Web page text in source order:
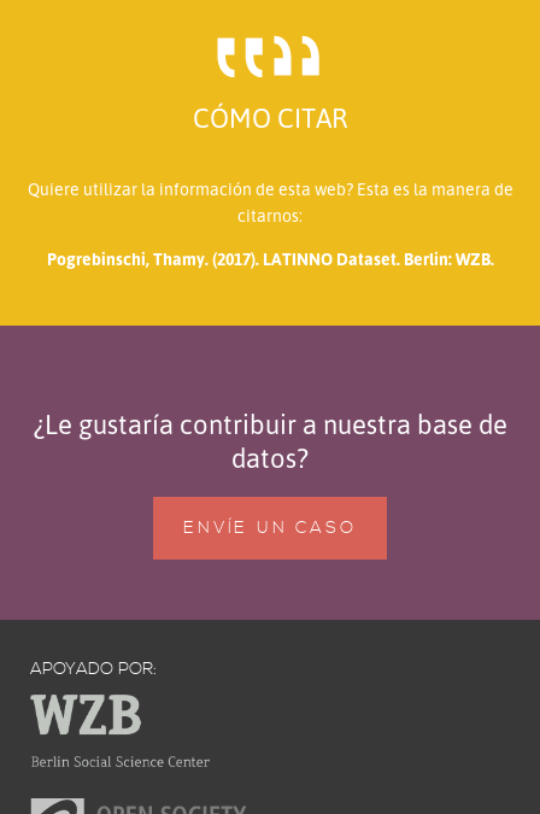
CÓMO CITAR
Quiere utilizar la información de esta web? Esta es la manera de
citarnos:
Pogrebinschi, Thamy. (2017). LATINNO Dataset. Berlin: WZB.
¿Le gustaría contribuir a nuestra base de
datos?
ENVÍE UN CASO
APOYADO POR: